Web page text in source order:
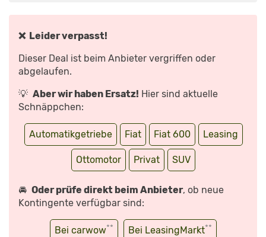
❌ Leider verpasst!
Dieser Deal ist beim Anbieter vergriffen oder
abgelaufen.
💡 Aber wir haben Ersatz! Hier sind aktuelle
Schnäppchen:
Automatikgetriebe Fiat Fiat 600 Leasing
Ottomotor Privat SUV
🚘 Oder prüfe direkt beim Anbieter, ob neue
Kontingente verfügbar sind:
Bei carwow** Bei LeasingMarkt**
TEST
PREIS
2024“
YOUTUBE
ANZEIGEN